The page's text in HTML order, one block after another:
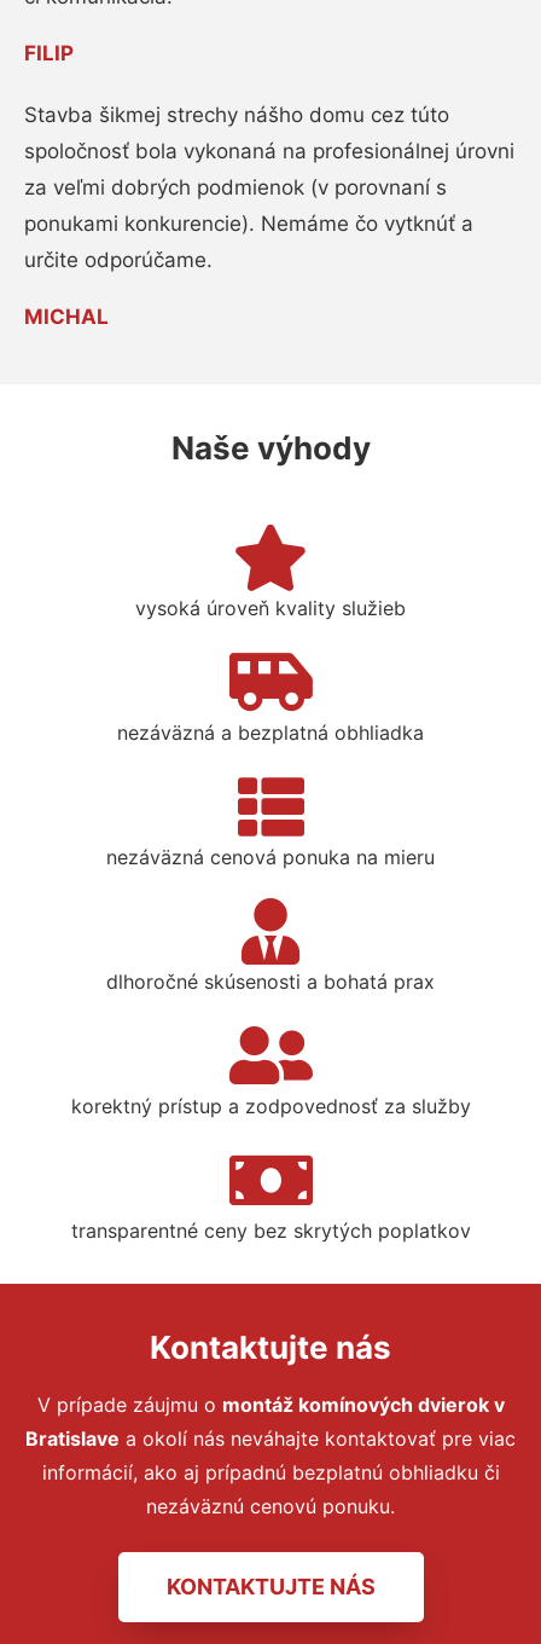
FILIP
Stavba šikmej strechy nášho domu cez túto
spoločnosť bola vykonaná na profesionálnej úrovni
za veľmi dobrých podmienok (v porovnaní s
ponukami konkurencie). Nemáme čo vytknúť a
určite odporúčame.
MICHAL
Naše výhody
vysoká úroveň kvality služieb
nezáväzná a bezplatná obhliadka
nezáväzná cenová ponuka na mieru
dlhoročné skúsenosti a bohatá prax
korektný prístup a zodpovednosť za služby
transparentné ceny bez skrytých poplatkov
Kontaktujte nás
V prípade záujmu o montáž komínových dvierokv
Bratislave a okolí nás neváhajte kontaktovať pre viac
informácií, ako aj prípadnú bezplatnú obhliadku či
nezáväznú cenovú ponuku.
KONTAKTUJTE NÁS